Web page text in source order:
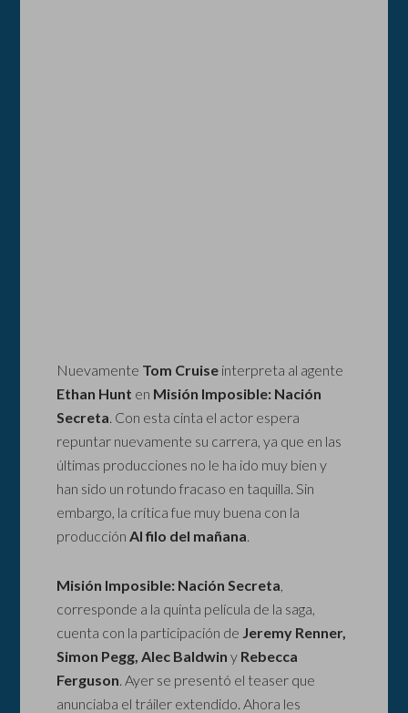
Nuevamente Tom Cruise interpreta al agente
Ethan Hunt en Misión Imposible: Nación
Secreta. Con esta cinta el actor espera
repuntar nuevamente su carrera, ya que en las
últimas producciones no le ha ido muy bien y
han sido un rotundo fracaso en taquilla. Sin
embargo, la crítica fue muy buena con la
producciónAl filo del mañana.
Misión Imposible: Nación Secreta,
corresponde a la quinta película de la saga,
cuenta con la participación de Jeremy Renner,
Simon Pegg, Alec Baldwiny Rebecca
Ferguson. Ayer se presentó el teaser que
anunciaba el tráiler extendido. Ahora les